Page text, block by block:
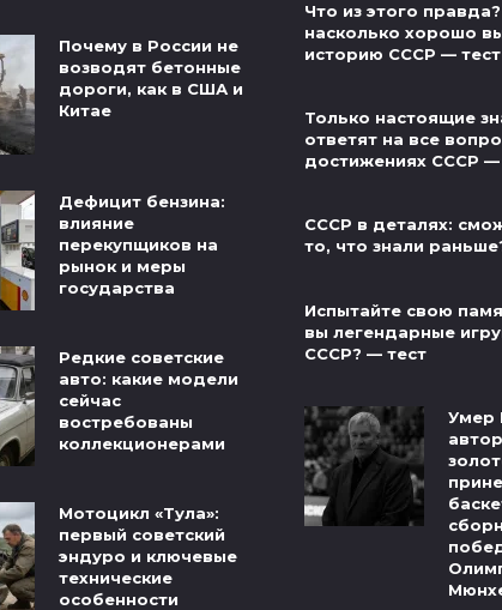
Почему в России не
возводят бетонные
дороги, как в США и
Китае
Дефицит бензина:
влияние
перекупщиков на
рынок и меры
государства
Редкие советские
авто: какие модели
сейчас
востребованы
коллекционерами
Мотоцикл «Тула»:
первый советский
эндуро и ключевые
технические
особенности
Что из этого
насколько хорошо
историю СССР — тест
Только настоящие
ответят на все
достижениях СССР —
СССР в деталях:
то, что знали
Испытайте свою
вы легендарные
СССР? — тест
Умер